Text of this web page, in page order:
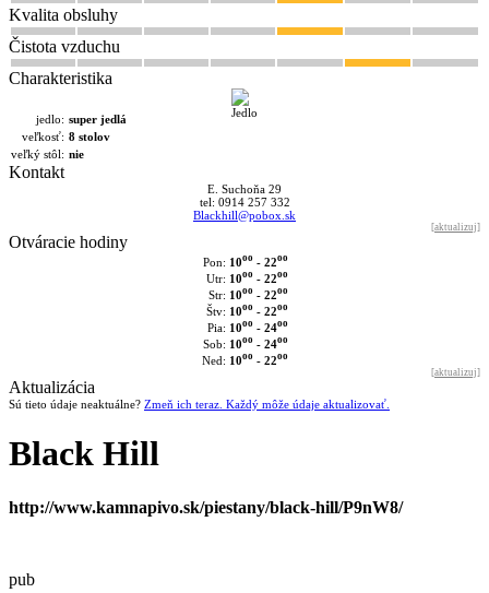
Kvalita obsluhy
Čistota vzduchu
Charakteristika
jedlo: super jedlá
veľkosť: 8 stolov
veľký stôl: nie
Kontakt
E. Suchoňa 29
tel: 0914 257 332
Blackhill@pobox.sk
[aktualizuj]
Otváracie hodiny
Pon: 10oo- 22oo
Utr: 10oo- 22oo
Str: 10oo- 22oo
Štv: 10oo- 22oo
Pia: 10oo- 24oo
Sob: 10oo- 24oo
Ned: 10oo- 22oo
[aktualizuj]
Aktualizácia
Sú tieto údaje neaktuálne? Zmeň ich teraz. Každý môže údaje aktualizovať.
Black Hill
http://www.kamnapivo.sk/piestany/black-hill/P9nW8/
pub